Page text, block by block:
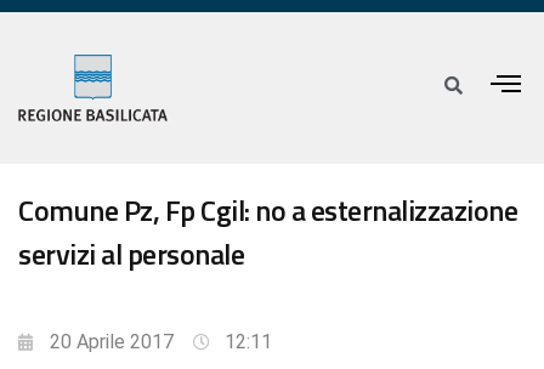
Comune Pz, Fp Cgil: no a esternalizzazione
servizi al personale
20 Aprile 2017 12:11